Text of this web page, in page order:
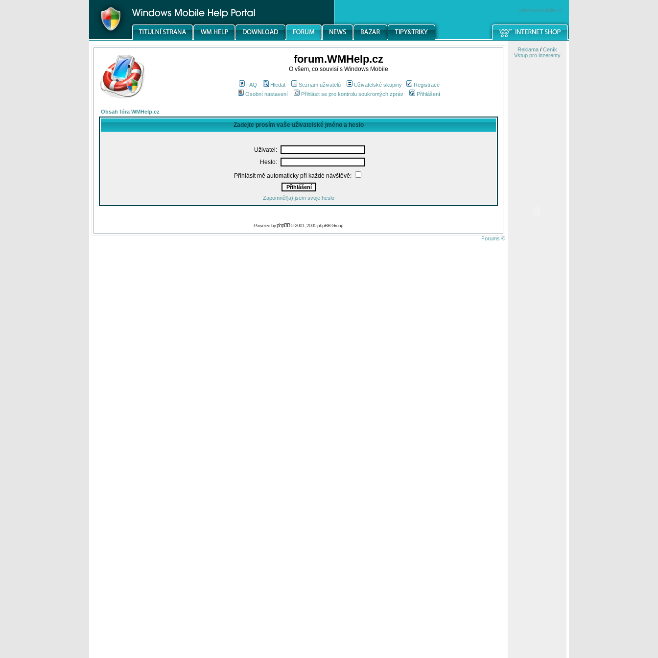
windowsmobile.cz
forum.WMHelp.cz
O všem, co souvisí s Windows Mobile
FAQ Hledat Seznam uživatelů Uživatelské skupiny
Registrace
Osobní nastavení
Přihlásit se pro kontrolu soukromých zpráv Přihlášení
Obsah fóra WMHelp.cz
Zadejte prosím vaše uživatelské jméno a heslo
Uživatel:
Heslo:
Přihlásit mě automaticky při každé návštěvě:
Zapomněl(a) jsem svoje heslo
Powered byphpBB© 2001, 2005 phpBB Group
Forums ©
Reklama/ Ceník
Vstup pro inzerenty